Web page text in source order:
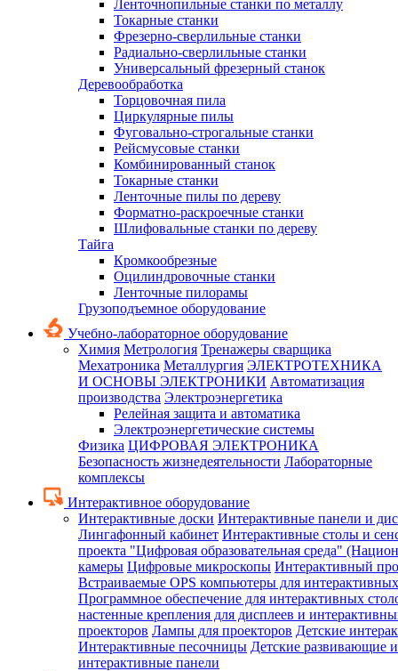
Ленточнопильные станки по металлу
Токарные станки
Фрезерно-сверлильные станки
Радиально-сверлильные станки
Универсальный фрезерный станок
Деревообработка
Торцовочная пила
Циркулярные пилы
Фуговально-строгальные станки
Рейсмусовые станки
Комбинированный станок
Токарные станки
Ленточные пилы по дереву
Форматно-раскроечные станки
Шлифовальные станки по дереву
Тайга
Кромкообрезные
Оцилиндровочные станки
Ленточные пилорамы
Грузоподъемное оборудование
Учебно-лабораторное оборудование
Химия Метрология Тренажеры сварщика
Мехатроника Металлургия ЭЛЕКТРОТЕХНИКА
И ОСНОВЫ ЭЛЕКТРОНИКИ Автоматизация
производства Электроэнергетика
Релейная защита и автоматика
Электроэнергетические системы
Физика ЦИФРОВАЯ ЭЛЕКТРОНИКА
Безопасность жизнедеятельности Лабораторные
комплексы
Интерактивное оборудование
Интерактивные доски Интерактивные панели и
Лингафонный кабинет Интерактивные столы и
проекта "Цифровая образовательная среда"
камеры Цифровые микроскопы Интерактивный
Встраиваемые OPS компьютеры для
Программное обеспечение для интерактивных
настенные крепления для дисплеев и
проекторов Лампы для проекторов Детские
Интерактивные песочницы Детские развивающие
интерактивные панели